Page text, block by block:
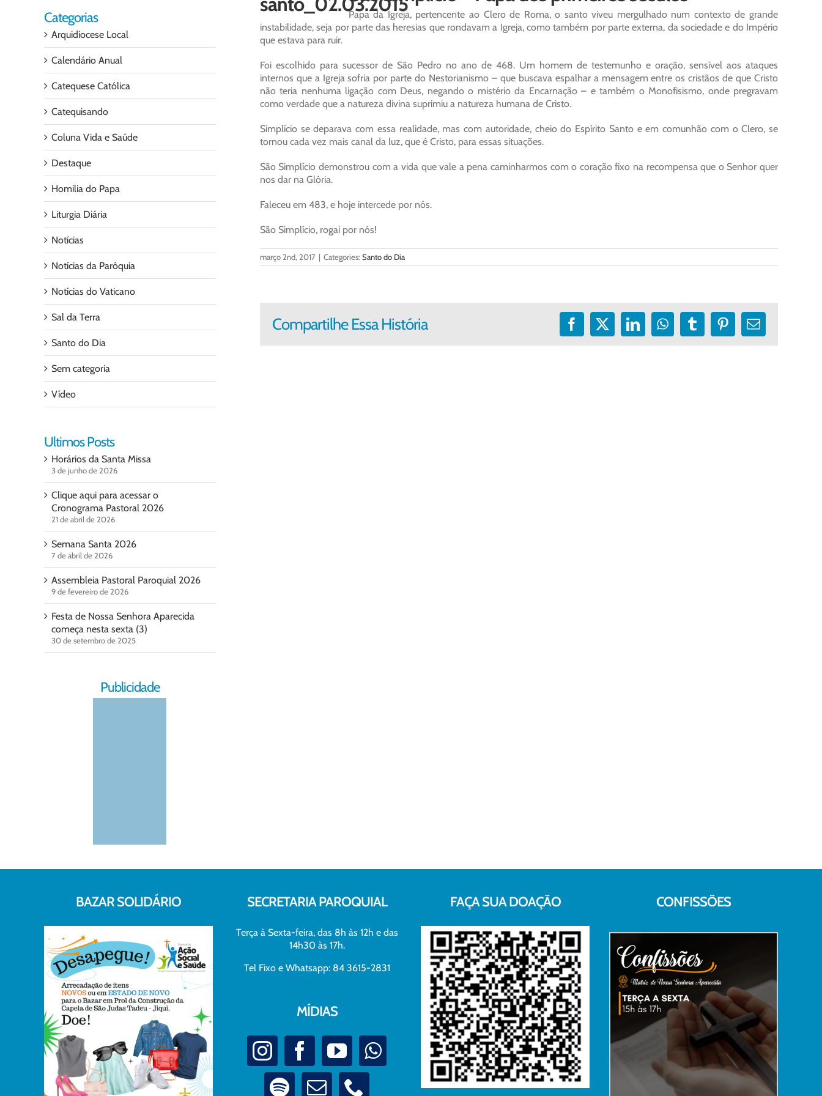
Papa da Igreja, pertencente ao Clero de Roma, o santo viveu mergulhado num contexto de grande
instabilidade, seja por parte das heresias que rondavam a Igreja, como também por parte externa, da sociedade e do Império
que estava para ruir.
Foi escolhido para sucessor de São Pedro no ano de 468. Um homem de testemunho e oração, sensível aos ataques
internos que a Igreja sofria por parte do Nestorianismo – que buscava espalhar a mensagem entre os cristãos de que Cristo
não teria nenhuma ligação com Deus, negando o mistério da Encarnação – e também o Monofisismo, onde pregravam
como verdade que a natureza divina suprimiu a natureza humana de Cristo.
Simplício se deparava com essa realidade, mas com autoridade, cheio do Espírito Santo e em comunhão com o Clero, se
tornou cada vez mais canal da luz, que é Cristo, para essas situações.
São Simplício demonstrou com a vida que vale a pena caminharmos com o coração fixo na recompensa que o Senhor quer
nos dar na Glória.
Faleceu em 483, e hoje intercede por nós.
São Simplício, rogai por nós!
março 2nd, 2017 | Categories: Santo do Dia
Compartilhe Essa História Facebook
X LinkedInWhatsApp
TumblrPinterest
E-
Categorias
Arquidiocese Local
Calendário Anual
Catequese Católica
Catequisando
Coluna Vida e Saúde
Destaque
Homilia do Papa
Liturgia Diária
Notícias
Notícias da Paróquia
Notícias do Vaticano
Sal da Terra
Santo do Dia
Sem categoria
Vídeo
Ultimos Posts
Horários da Santa Missa
3 de junho de 2026
Clique aqui para acessar o
Cronograma Pastoral 2026
21 de abril de 2026
Semana Santa 2026
7 de abril de 2026
Assembleia Pastoral Paroquial 2026
9 de fevereiro de 2026
Festa de Nossa Senhora Aparecida
começa nesta sexta (3)
30 de setembro de 2025
Publicidade
BAZAR SOLIDÁRIO SECRETARIA PAROQUIAL
Terça à Sexta-feira, das 8h às 12h e das
14h30 às 17h.
Tel Fixo e Whatsapp: 84 3615-2831
MÍDIAS
FAÇA SUA DOAÇÃO CONFISSÕES